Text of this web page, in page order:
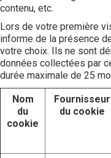
contenu, etc.
Lors de votre première
informe de la présence
votre choix. Ils ne sont
données collectées par
durée maximale de 25
Nom
du
cookie
Fournisseur
du cookie